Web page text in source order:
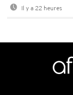
Il y a 22 heures